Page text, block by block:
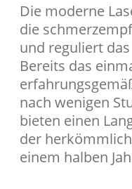
Die moderne
die
und reguliert
Bereits das
nach wenigen
bieten einen
der
einem halben